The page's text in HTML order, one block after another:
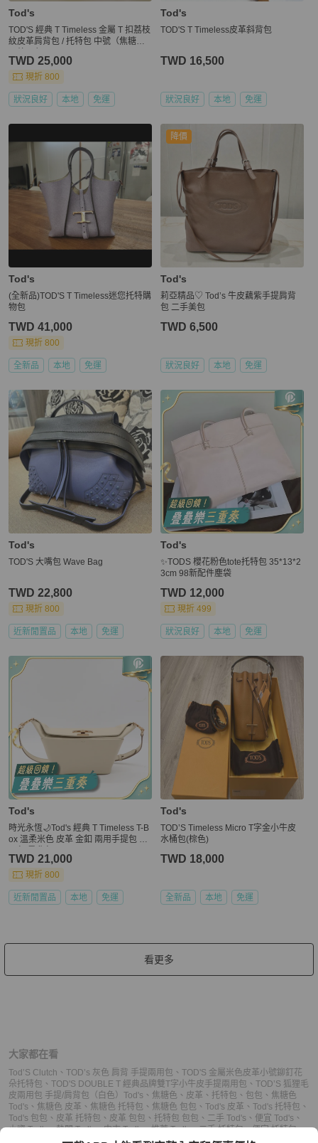
Tod's
TOD'S 經典 T Timeless 金屬 T 扣荔枝
紋皮革肩背包 / 托特包 中號（焦糖棕 /
TWD 25,000
現折 800
狀況良好 本地 免運
Tod's
TOD'S T Timeless皮革斜背包
TWD 16,500
狀況良好 本地 免運
Tod's
(全新品)TOD'S T Timeless迷您托特購
物包
TWD 41,000
現折 800
全新品 本地 免運
降價
Tod's
莉亞精品♡ Tod’s 牛皮藕紫手提肩背
包 二手美包
TWD 6,500
狀況良好 本地 免運
Tod's
TOD'S 大嘴包 Wave Bag
TWD 22,800
現折 800
近新閒置品 本地 免運
Tod's
✨TODS 櫻花粉色tote托特包 35*13*2
3cm 98新配件塵袋
TWD 12,000
現折 499
狀況良好 本地 免運
Tod's
時光永恆🌙Tod's 經典 T Timeless T-B
ox 溫柔米色 皮革 金釦 兩用手提包 腋
TWD 21,000
現折 800
近新閒置品 本地 免運
Tod's
TOD’S Timeless Micro T字金小牛皮
水桶包(棕色)
TWD 18,000
全新品 本地 免運
看更多
大家都在看
Tod’S Clutch 、 TOD’s 灰色 肩背 手提兩用包 、 TOD'S 金屬米色皮革小號鉚釘花
朵托特包 、 TOD'S DOUBLE T 經典品牌雙T字小牛皮手提兩用包 、 TOD’S 狐狸毛
皮兩用包 手提/肩背包（白色） Tod's 、 焦糖色 、 皮革 、 托特包 、 包包 、 焦糖色
Tod's 、 焦糖色 皮革 、 焦糖色 托特包 、 焦糖色 包包 、 Tod's 皮革 、 Tod's 托特包 、
Tod's 包包 、 皮革 托特包 、 皮革 包包 、 托特包 包包 、 二手 Tod's 、 便宜 Tod's 、
小資 Tod's、熱門 Tod's、中古 Tod's、推薦 Tod's、二手 托特包、便宜 托特包、
熱門 托特包、 中古 托特包、推薦 托特包、二手 包包